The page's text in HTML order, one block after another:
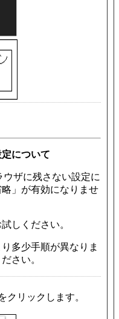
について
ザに残さない設定に
」が有効になりませ
しください。
多少手順が異なりま
さい。
クリックします。